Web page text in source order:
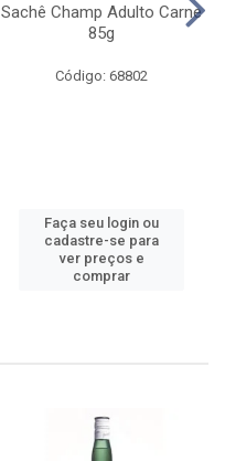
Sachê Champ Adulto Carne
85g
Código: 68802
Faça seu login ou
cadastre-se para
ver preços e
comprar